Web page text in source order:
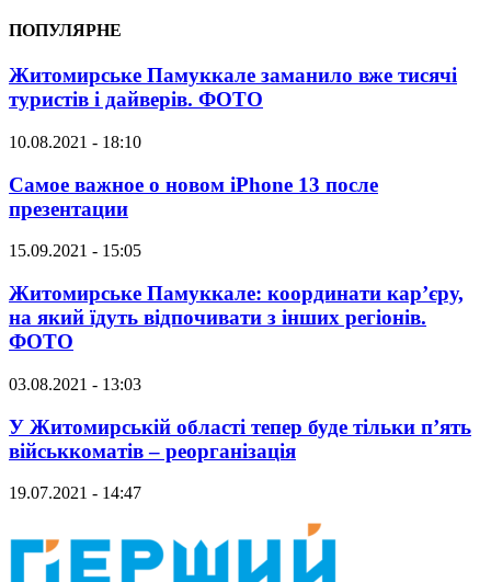
ПОПУЛЯРНЕ
Житомирське Памуккале заманило вже тисячі
туристів і дайверів. ФОТО
10.08.2021 - 18:10
Самое важное о новом iPhone 13 после
презентации
15.09.2021 - 15:05
Житомирське Памуккале: координати кар’єру,
на який їдуть відпочивати з інших регіонів.
ФОТО
03.08.2021 - 13:03
У Житомирській області тепер буде тільки п’ять
військкоматів – реорганізація
19.07.2021 - 14:47